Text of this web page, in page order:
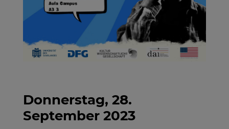
Donnerstag, 28.
September 2023